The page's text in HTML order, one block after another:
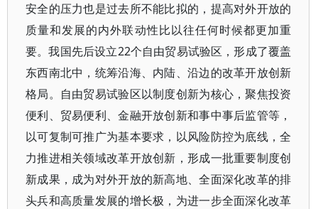
安全的压力也是过去所不能比拟的，提高对外开放的
质量和发展的内外联动性比以往任何时候都更加重
要。我国先后设立22个自由贸易试验区，形成了覆盖
东西南北中，统筹沿海、内陆、沿边的改革开放创新
格局。自由贸易试验区以制度创新为核心，聚焦投资
便利、贸易便利、金融开放创新和事中事后监管等，
以可复制可推广为基本要求，以风险防控为底线，全
力推进相关领域改革开放创新，形成一批重要制度创
新成果，成为对外开放的新高地、全面深化改革的排
头兵和高质量发展的增长极，为进一步全面深化改革